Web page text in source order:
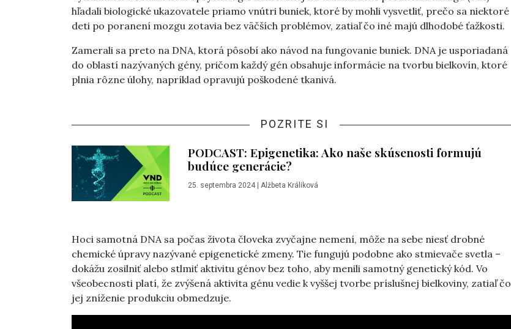
hľadali biologické ukazovatele priamo vnútri buniek, ktoré by mohli vysvetliť, prečo sa niektoré
deti po poranení mozgu zotavia bez väčších problémov, zatiaľ čo iné majú dlhodobé ťažkosti.
Zamerali sa preto na DNA, ktorá pôsobí ako návod na fungovanie buniek. DNA je usporiadaná
do oblastí nazývaných gény, pričom každý gén obsahuje informácie na tvorbu bielkovín, ktoré
plnia rôzne úlohy, napríklad opravujú poškodené tkanivá.
POZRITE SI
PODCAST: Epigenetika: Ako naše skúsenosti formujú
budúce generácie?
25. septembra 2024| Alžbeta Králiková
Hoci samotná DNA sa počas života človeka zvyčajne nemení, môže na sebe niesť drobné
chemické úpravy nazývané epigenetické zmeny. Tie fungujú podobne ako stmievače svetla –
dokážu zosilniť alebo stlmiť aktivitu génov bez toho, aby menili samotný genetický kód. Vo
všeobecnosti platí, že zvýšená aktivita génu vedie k vyššej tvorbe príslušnej bielkoviny, zatiaľ čo
jej zníženie produkciu obmedzuje.